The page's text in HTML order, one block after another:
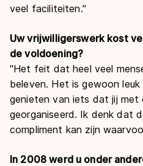
veel faciliteiten."
Uw vrijwilligerswerk kost
de voldoening?
"Het feit dat heel veel
beleven. Het is gewoon
genieten van iets dat jij met
georganiseerd. Ik denk dat
compliment kan zijn
In 2008 werd u onder